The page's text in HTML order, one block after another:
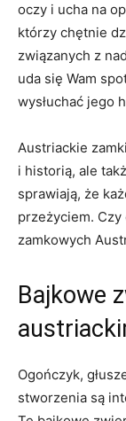
oczy i ⁣ucha na
którzy ‌chętnie
związanych‌ z
uda się Wam
wysłuchać ​jego
Austriackie
i historią, ale
sprawiają, że
przeżyciem.
zamkowych
Bajkowe
⁣Ogończyk,
stworzenia są